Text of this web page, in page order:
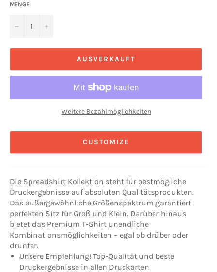
MENGE
− +
AUSVERKAUFT
Weitere Bezahlmöglichkeiten
CUSTOMIZE
Die Spreadshirt Kollektion steht für bestmögliche
Druckergebnisse auf absoluten Qualitätsprodukten.
Das außergewöhnliche Größenspektrum garantiert
perfekten Sitz für Groß und Klein. Darüber hinaus
bietet das Premium T-Shirt unendliche
Kombinationsmöglichkeiten – egal ob drüber oder
drunter.
Unsere Empfehlung! Top-Qualität und beste
Druckergebnisse in allen Druckarten